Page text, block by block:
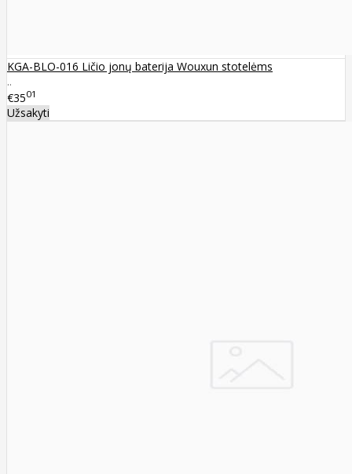
KGA-BLO-016 Ličio jonų baterija Wouxun stotelėms
..
€3501
Užsakyti